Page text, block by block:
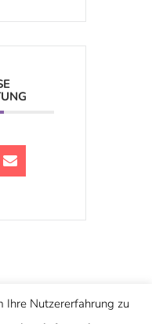
Salzburg
Ihre Nutzererfahrung zu